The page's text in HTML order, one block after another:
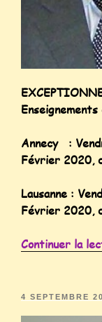
Annecy :
Février 2020,
Lausanne :
Février 2020,
Continuer la
4 SEPTEMBRE